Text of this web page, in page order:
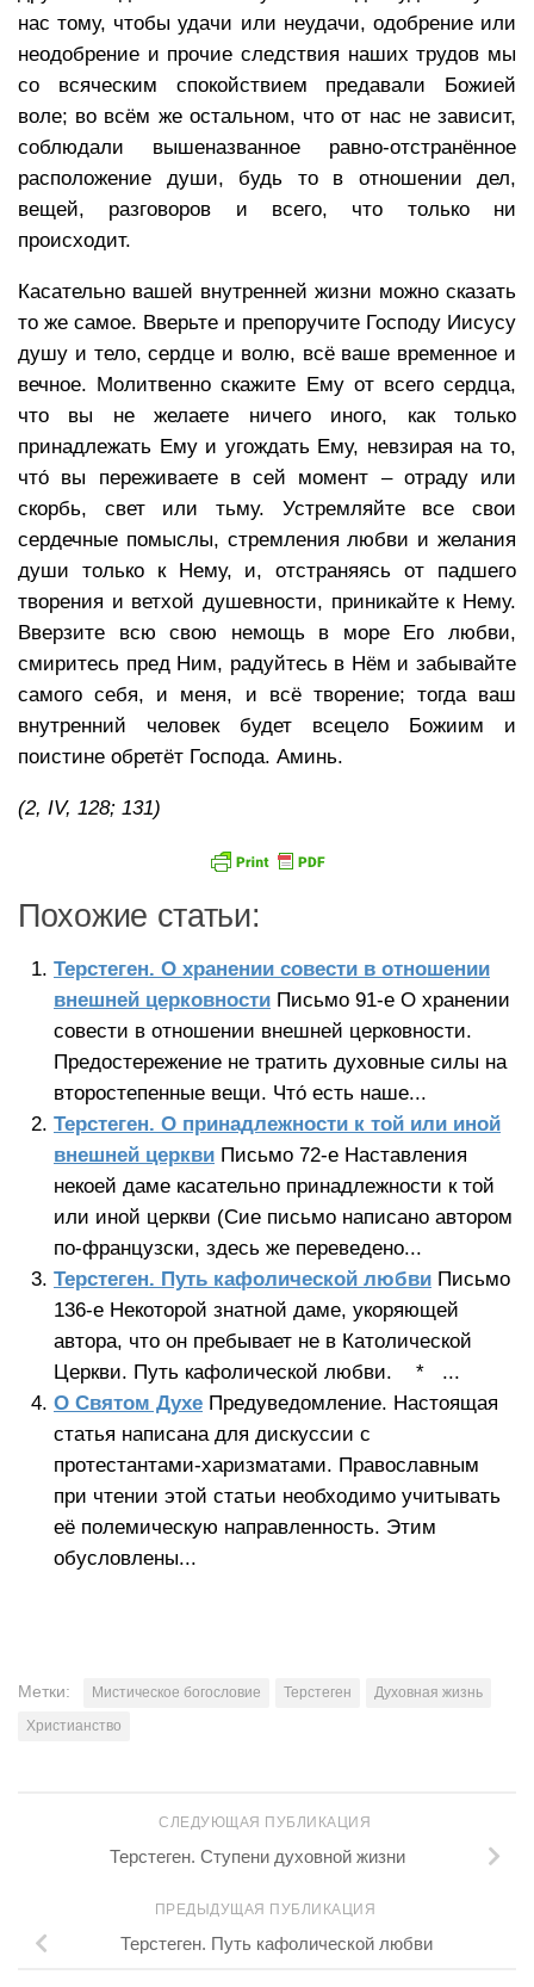
нас тому, чтобы удачи или неудачи, одобрение или
неодобрение и прочие следствия наших трудов мы
со всяческим спокойствием предавали Божией
воле; во всём же остальном, что от нас не зависит,
соблюдали вышеназванное равно-отстранённое
расположение души, будь то в отношении дел,
вещей, разговоров и всего, что только ни
происходит.
Касательно вашей внутренней жизни можно сказать
то же самое. Вверьте и препоручите Господу Иисусу
душу и тело, сердце и волю, всё ваше временное и
вечное. Молитвенно скажите Ему от всего сердца,
что вы не желаете ничего иного, как только
принадлежать Ему и угождать Ему, невзирая на то,
что́ вы переживаете в сей момент – отраду или
скорбь, свет или тьму. Устремляйте все свои
сердечные помыслы, стремления любви и желания
души только к Нему, и, отстраняясь от падшего
творения и ветхой душевности, приникайте к Нему.
Вверзите всю свою немощь в море Его любви,
смиритесь пред Ним, радуйтесь в Нём и забывайте
самого себя, и меня, и всё творение; тогда ваш
внутренний человек будет всецело Божиим и
поистине обретёт Господа. Аминь.
(2, IV, 128; 131)
Похожие статьи:
Терстеген. О хранении совести в отношении
внешней церковности Письмо 91-е О хранении
совести в отношении внешней церковности.
Предостережение не тратить духовные силы на
второстепенные вещи. Что́ есть наше...
Терстеген. О принадлежности к той или иной
внешней церкви Письмо 72-е Наставления
некоей даме касательно принадлежности к той
или иной церкви (Сие письмо написано автором
по-французски, здесь же переведено...
Терстеген. Путь кафолической любви Письмо
136-е Некоторой знатной даме, укоряющей
автора, что он пребывает не в Католической
Церкви. Путь кафолической любви. * ...
О Святом Духе Предуведомление. Настоящая
статья написана для дискуссии с
протестантами-харизматами. Православным
при чтении этой статьи необходимо учитывать
её полемическую направленность. Этим
обусловлены...
Метки: Мистическое богословие Терстеген
Духовная жизнь
Христианство
СЛЕДУЮЩАЯ ПУБЛИКАЦИЯ
Терстеген. Ступени духовной жизни
ПРЕДЫДУЩАЯ ПУБЛИКАЦИЯ
Терстеген. Путь кафолической любви